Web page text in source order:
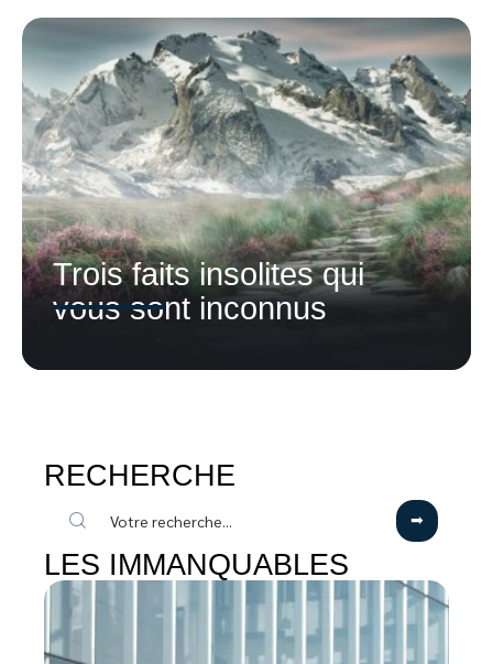
Trois faits insolites qui
vous sont inconnus
RECHERCHE
LES IMMANQUABLES